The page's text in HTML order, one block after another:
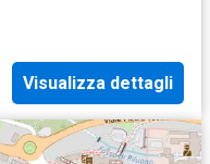
Visualizza dettagli